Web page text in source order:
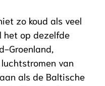
zo koud als veel
het op dezelfde
Groenland,
van
als de Baltische